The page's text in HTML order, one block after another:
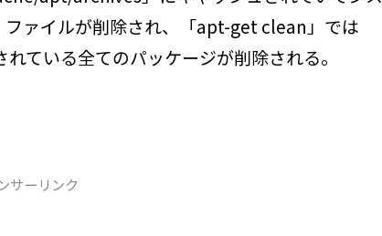
ァイルが削除され、「apt-get clean」では
ている全てのパッケージが削除される。
サーリンク